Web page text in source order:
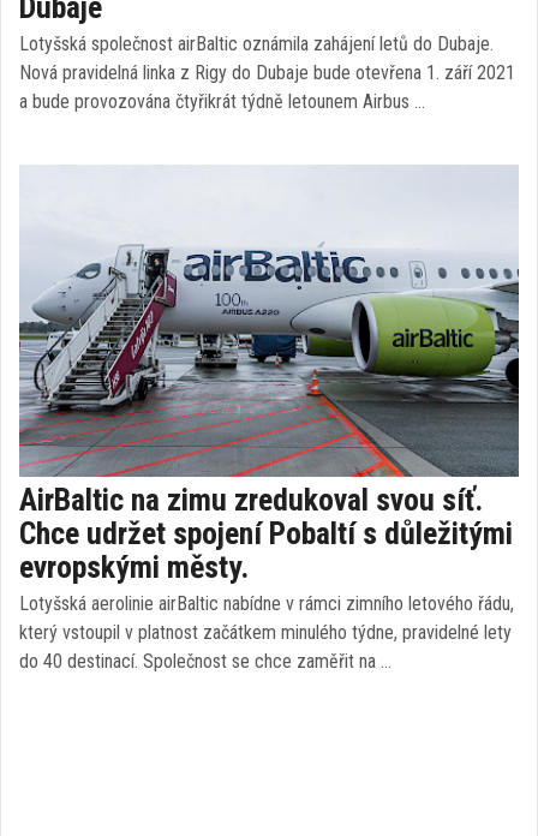
Dubaje
Lotyšská společnost airBaltic oznámila zahájení letů do Dubaje.
Nová pravidelná linka z Rigy do Dubaje bude otevřena 1. září 2021
a bude provozována čtyřikrát týdně letounem Airbus …
AirBaltic na zimu zredukoval svou síť.
Chce udržet spojení Pobaltí s důležitými
evropskými městy.
Lotyšská aerolinie airBaltic nabídne v rámci zimního letového řádu,
který vstoupil v platnost začátkem minulého týdne, pravidelné lety
do 40 destinací. Společnost se chce zaměřit na …